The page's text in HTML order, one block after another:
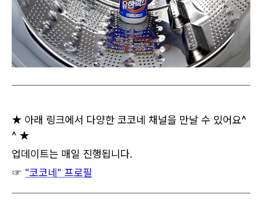
★ 아래 링크에서 다양한 코코네 채널을 만날 수 있어요^
^ ★
업데이트는 매일 진행됩니다.
☞ "코코네" 프로필